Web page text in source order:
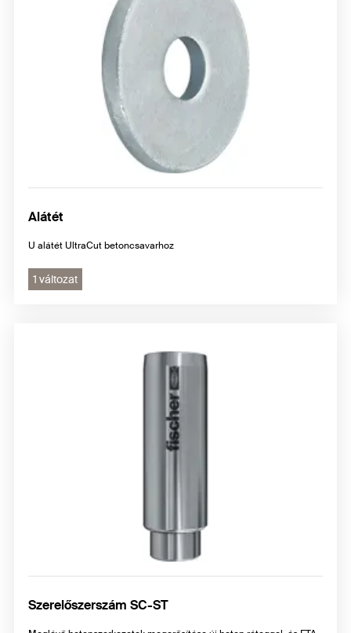
Alátét
U alátét UltraCut betoncsavarhoz
1 változat
Szerelőszerszám SC-ST